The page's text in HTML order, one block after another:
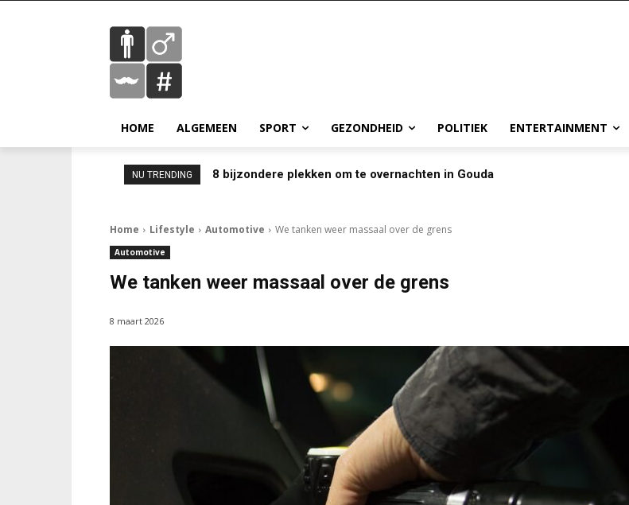
HOME ALGEMEEN SPORT GEZONDHEID POLITIEK ENTERTAINMENT
NU TRENDING 8 bijzondere plekken om te overnachten in Gouda
Home Lifestyle Automotive We tanken weer massaal over de grens
Automotive
We tanken weer massaal over de grens
8 maart 2026